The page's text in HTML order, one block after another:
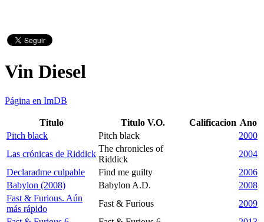
Vin Diesel
Página en ImDB
Titulo Titulo V.O. Calificacion Ano
Pitch black
Pitch black
2000
Las crónicas de Riddick
The chronicles of
Riddick
2004
Declaradme culpable
Find me guilty
2006
Babylon (2008)
Babylon A.D.
2008
Fast & Furious. Aún
más rápido
Fast & Furious
2009